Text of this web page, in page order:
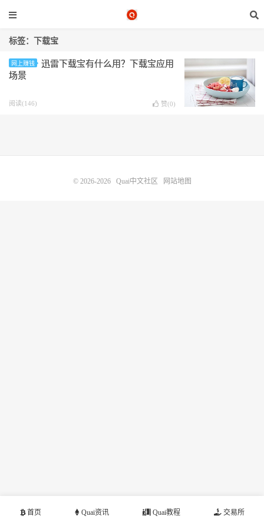
标签：下载宝
网上赚钱
迅雷下载宝有什么用？下载宝应用
场景
阅读(146) 赞(0)
首页 Quai资讯 Quai教程 交易所
© 2026-2026 Quai中文社区 网站地图